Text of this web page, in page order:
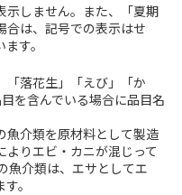
示しません。また、「夏期
合は、記号での表示はせ
す。
「落花生」「えび」「か
を含んでいる場合に品目名
介類を原材料として製造
りエビ・カニが混じって
魚介類は、エサとしてエ
。